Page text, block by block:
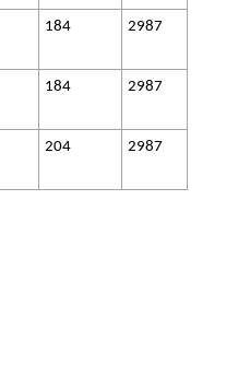
184 2987
184 2987
204 2987